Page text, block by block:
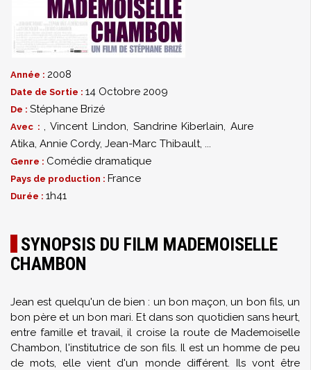
Année : 2008
Date de Sortie : 14 Octobre 2009
De : Stéphane Brizé
Avec :,Vincent Lindon, Sandrine Kiberlain,Aure
Atika, Annie Cordy, Jean-Marc Thibault, ...
Genre : Comédie dramatique
Pays de production : France
Durée : 1h41
SYNOPSIS DU FILM MADEMOISELLE
CHAMBON
Jean est quelqu'un de bien : un bon maçon, un bon fils, un
bon père et un bon mari. Et dans son quotidien sans heurt,
entre famille et travail, il croise la route de Mademoiselle
Chambon, l'institutrice de son fils. Il est un homme de peu
de mots, elle vient d'un monde différent. Ils vont être